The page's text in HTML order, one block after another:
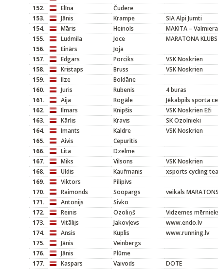
152.
Elīna
Čudere
153.
Jānis Krampe
SIA Alpi Jumti
154.
Māris Heinols
MAKITA – Valmiera
155.
Ludmila Joce
MARATONA KLUBS
156.
Einārs
Joja
157.
Edgars Porciks
VSK Noskrien
158.
Kristaps Bruss
VSK Noskrien
159.
Ilze
Boldāne
160.
Juris Rubenis
4 buras
161.
Aija Rogāle
Jēkabpils sporta
162.
Ilmars Knipšis
VSK Noskrien Eži
163.
Kārlis Kravis
SK Ozolnieki
164.
Imants Kaldre
VSK Noskrien
165.
Aivis
Cepurītis
166.
Lita
Dzelme
167.
Miks Vilsons
VSK Noskrien
168.
Uldis Kaufmanis
xsports cycling
169.
Viktors
Pilipivs
170.
Raimonds Soopargs
veikals
171.
Antonijs
Sivko
172.
Reinis Ozoliņš
Vidzemes
173.
Vitālijs Jakovļevs
www.endo.lv
174.
Ansis Kuplis
www.running.lv
175.
Jānis
Veinbergs
176.
Jānis
Plūme
177.
Kaspars Vaivods
DOTE